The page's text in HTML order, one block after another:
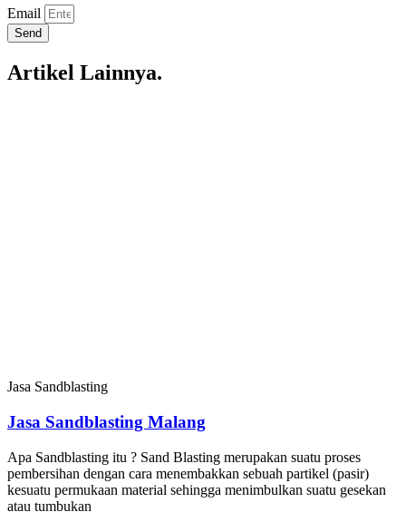
Email
Send
Artikel Lainnya.
Jasa Sandblasting
Jasa Sandblasting Malang
Apa Sandblasting itu ? Sand Blasting merupakan suatu proses
pembersihan dengan cara menembakkan sebuah partikel (pasir)
kesuatu permukaan material sehingga menimbulkan suatu gesekan
atau tumbukan